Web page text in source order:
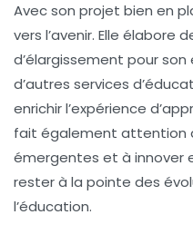
Avec son projet bien en
vers l’avenir. Elle élabore
d’élargissement pour
d’autres services
enrichir l’expérience
fait également attention
émergentes et à innover
rester à la pointe des
l’éducation.